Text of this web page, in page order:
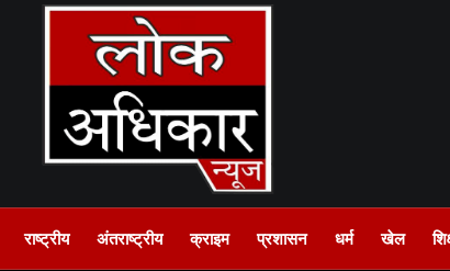
राष्ट्रीय अंतराष्ट्रीय क्राइम प्रशासन धर्म खेल